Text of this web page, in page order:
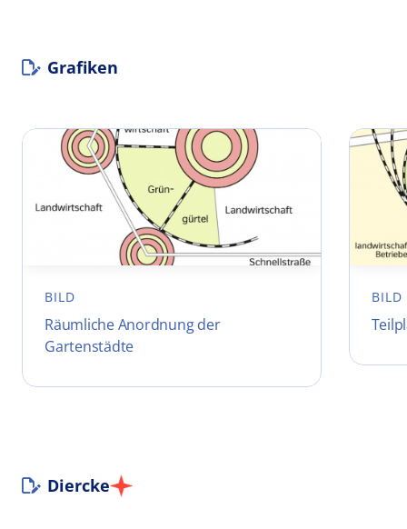
Grafiken
BILD
Räumliche Anordnung der
Gartenstädte
BILD
Diercke